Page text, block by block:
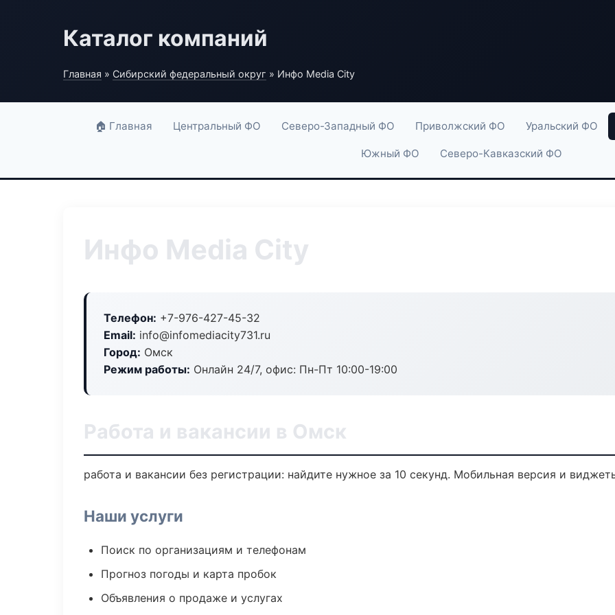
Каталог компаний
Главная » Сибирский федеральный округ » Инфо Media City
🏠 Главная Центральный ФО Северо-Западный ФО Приволжский ФО Уральский ФО
Южный ФО Северо-Кавказский ФО
Инфо Media City
Телефон: +7-976-427-45-32
Email: info@infomediacity731.ru
Город: Омск
Режим работы: Онлайн 24/7, офис: Пн-Пт 10:00-19:00
Работа и вакансии в Омск
работа и вакансии без регистрации: найдите нужное за 10 секунд. Мобильная версия и
Наши услуги
Поиск по организациям и телефонам
Прогноз погоды и карта пробок
Объявления о продаже и услугах